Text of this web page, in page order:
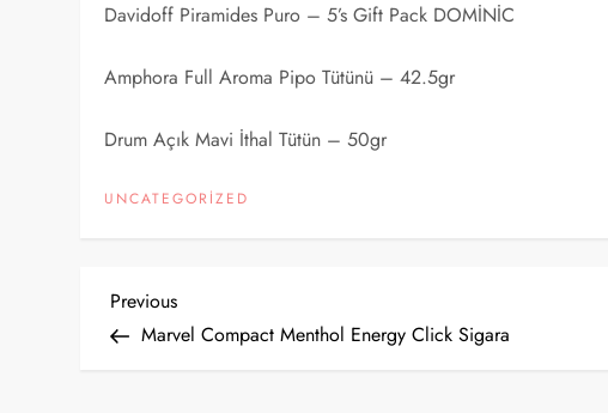
Davidoff Piramides Puro – 5’s Gift Pack DOMİNİC
Amphora Full Aroma Pipo Tütünü – 42.5gr
Drum Açık Mavi İthal Tütün – 50gr
UNCATEGORIZED
Y
Previous
Post
Previous
Marvel Compact Menthol Energy Click Sigara